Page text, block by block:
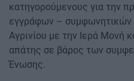
κατηγορούμενους για την
εγγράφων –
Αγρινίου με την Ιερά Μονή
απάτης σε βάρος των
Ένωσης.